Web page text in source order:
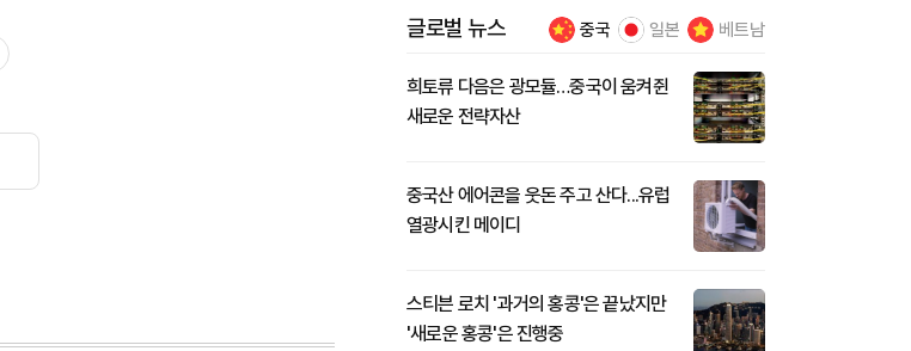
글로벌 뉴스 중국 일본 베트남
희토류 다음은 광모듈…중국이 움켜쥔
새로운 전략자산
중국산 에어콘을 웃돈 주고 산다...유럽
열광시킨 메이디
스티븐 로치 '과거의 홍콩'은 끝났지만
'새로운 홍콩'은 진행중